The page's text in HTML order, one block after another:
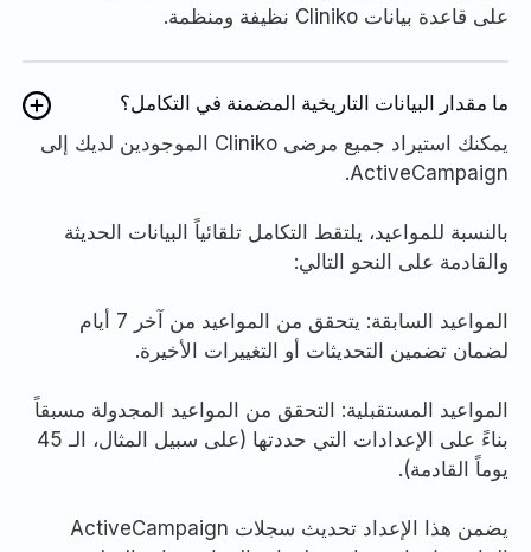
على قاعدة بيانات Cliniko نظيفة ومنظمة.
ما مقدار البيانات التاريخية المضمنة في التكامل؟
يمكنك استيراد جميع مرضى Cliniko الموجودين لديك إلى
ActiveCampaign.
بالنسبة للمواعيد، يلتقط التكامل تلقائياً البيانات الحديثة
والقادمة على النحو التالي:
المواعيد السابقة: يتحقق من المواعيد من آخر 7 أيام
لضمان تضمين التحديثات أو التغييرات الأخيرة.
المواعيد المستقبلية: التحقق من المواعيد المجدولة مسبقاً
بناءً على الإعدادات التي حددتها (على سبيل المثال، الـ 45
يوماً القادمة).
يضمن هذا الإعداد تحديث سجلات ActiveCampaign